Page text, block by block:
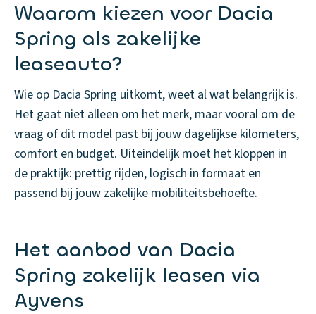
Waarom kiezen voor Dacia
Spring als zakelijke
leaseauto?
Wie op Dacia Spring uitkomt, weet al wat belangrijk is.
Het gaat niet alleen om het merk, maar vooral om de
vraag of dit model past bij jouw dagelijkse kilometers,
comfort en budget. Uiteindelijk moet het kloppen in
de praktijk: prettig rijden, logisch in formaat en
passend bij jouw zakelijke mobiliteitsbehoefte.
Het aanbod van Dacia
Spring zakelijk leasen via
Ayvens